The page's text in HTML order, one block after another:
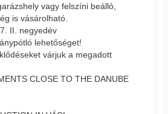
vagy felszíni beálló,
is vásárolható.
II. negyedév
lehetőséget!
várjuk a megadott
CLOSE TO THE DANUBE